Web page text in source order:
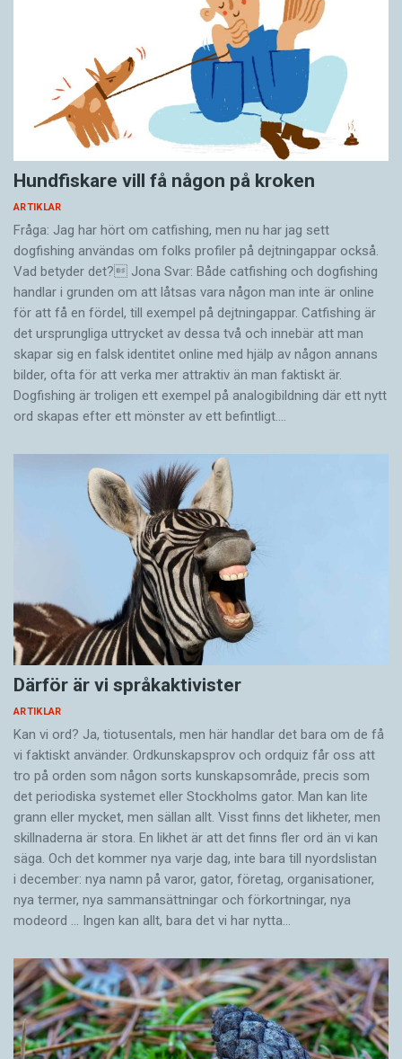
Hundfiskare vill få någon på kroken
ARTIKLAR
Fråga: Jag har hört om catfishing, men nu har jag sett
dogfishing användas om folks profiler på dejtningappar också.
Vad betyder det? Jona Svar: Både catfishing och dogfishing
handlar i grunden om att låtsas vara någon man inte är online
för att få en fördel, till exempel på dejtningappar. Catfishing är
det ursprungliga uttrycket av dessa två och innebär att man
skapar sig en falsk identitet online med hjälp av någon annans
bilder, ofta för att verka mer attraktiv än man faktiskt är.
Dogfishing är troligen ett exempel på analogibildning där ett nytt
ord skapas efter ett mönster av ett befintligt.…
Därför är vi språkaktivister
ARTIKLAR
Kan vi ord? Ja, tiotusentals, men här handlar det bara om de få
vi faktiskt använder. Ordkunskapsprov och ordquiz får oss att
tro på orden som någon sorts kunskapsområde, precis som
det periodiska systemet eller Stockholms gator. Man kan lite
grann eller mycket, men sällan allt. Visst finns det likheter, men
skillnaderna är stora. En likhet är att det finns fler ord än vi kan
säga. Och det kommer nya varje dag, inte bara till nyordslistan
i december: nya namn på varor, gator, företag, organisationer,
nya termer, nya samman­sättningar och förkortningar, nya
modeord … Ingen kan allt, bara det vi har nytta…